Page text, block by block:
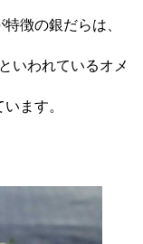
徴の銀だらは、
いわれているオメ
ます。